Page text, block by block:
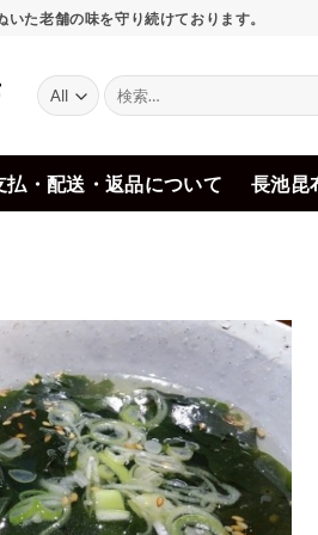
た老舗の味を守り続けております。
検
索
象:
払・配送・返品について 長池昆